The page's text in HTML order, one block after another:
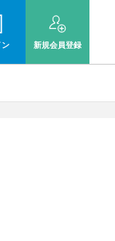
ン 新規会員登録